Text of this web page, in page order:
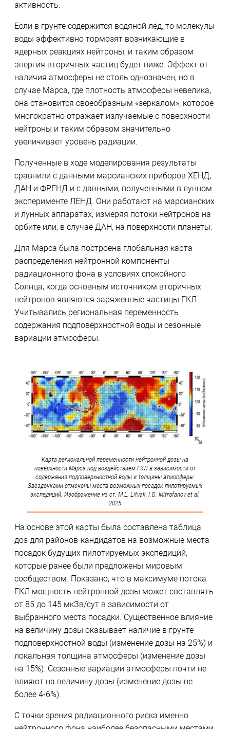
активность.
Если в грунте содержится водяной лёд, то молекулы
воды эффективно тормозят возникающие в
ядерных реакциях нейтроны, и таким образом
энергия вторичных частиц будет ниже. Эффект от
наличия атмосферы не столь однозначен, но в
случае Марса, где плотность атмосферы невелика,
она становится своеобразным «зеркалом», которое
многократно отражает излучаемые с поверхности
нейтроны и таким образом значительно
увеличивает уровень радиации.
Полученные в ходе моделирования результаты
сравнили с данными марсианских приборов ХЕНД,
ДАН и ФРЕНД и с данными, полученными в лунном
эксперименте ЛЕНД. Они работают на марсианских
и лунных аппаратах, измеряя потоки нейтронов на
орбите или, в случае ДАН, на поверхности планеты.
Для Марса была построена глобальная карта
распределения нейтронной компоненты
радиационного фона в условиях спокойного
Солнца, когда основным источником вторичных
нейтронов являются заряженные частицы ГКЛ.
Учитывались региональная переменность
содержания подповерхностной воды и сезонные
вариации атмосферы.
Карта региональной переменности нейтронной дозы на
поверхности Марса под воздействием ГКЛ в зависимости от
содержания подповерхностной воды и толщины атмосферы.
Звездочками отмечены места возможных посадок пилотируемых
экспедиций. Изображение из ст. M.L. Litvak, I.G. Mitrofanov et al,
2025
На основе этой карты была составлена таблица
доз для районов-кандидатов на возможные места
посадок будущих пилотируемых экспедиций,
которые ранее были предложены мировым
сообществом. Показано, что в максимуме потока
ГКЛ мощность нейтронной дозы может составлять
от 85 до 145 мкЗв/сут в зависимости от
выбранного места посадки. Существенное влияние
на величину дозы оказывает наличие в грунте
подповерхностной воды (изменение дозы на 25%) и
локальная толщина атмосферы (изменение дозы
на 15%). Сезонные вариации атмосферы почти не
влияют на величину дозы (изменение дозы не
более 4-6%).
С точки зрения радиационного риска именно